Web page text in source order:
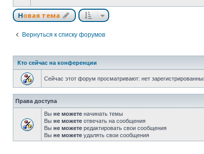
Новая тема
Вернуться к списку форумов
Кто сейчас на конференции
Сейчас этот форум просматривают: нет
Права доступа
Вы не можете начинать темы
Вы не можете отвечать на сообщения
Вы не можете редактировать свои сообщения
Вы не можете удалять свои сообщения